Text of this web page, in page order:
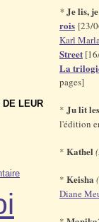
DE LEUR
*Je lis,
rois [23/
Karl
Street
La
pages]
* Ju lit
l'édition
* Kathel
* Keisha
Diane